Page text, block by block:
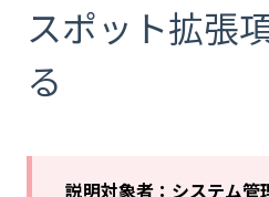
スポット拡張
る
説明対象者：システム管